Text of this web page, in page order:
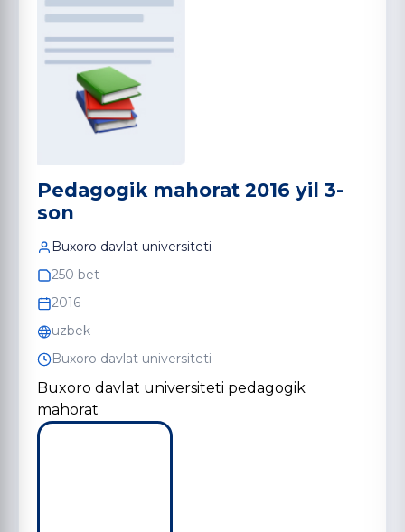
Pedagogik mahorat 2016 yil 3-
son
Buxoro davlat universiteti
250 bet
2016
uzbek
Buxoro davlat universiteti
Buxoro davlat universiteti pedagogik
mahorat